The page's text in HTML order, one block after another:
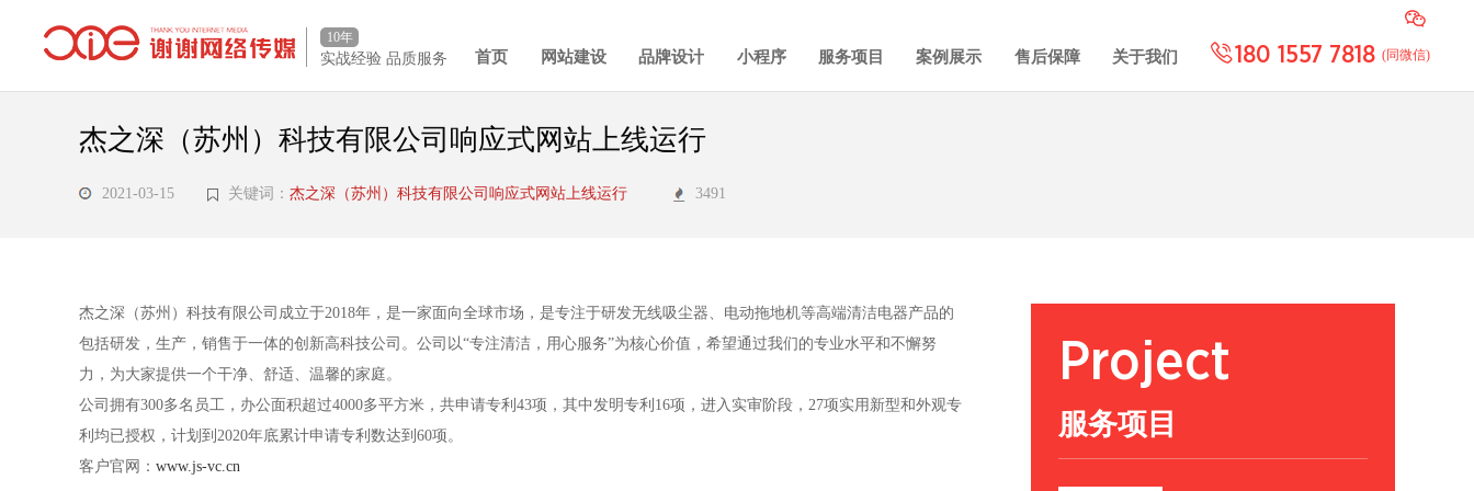
10年
实战经验 品质服务 首页 网站建设 品牌设计 小程序 服务项目 案例展示 售后保障 关于我们 180 1557 7818 (同微信)
杰之深（苏州）科技有限公司响应式网站上线运行
2021-03-15 关键词： 杰之深（苏州）科技有限公司响应式网站上线运行 3491
杰之深（苏州）科技有限公司成立于2018年，是一家面向全球市场，是专注于研发无线吸尘器、电动拖地机等高端清洁电器产品的
包括研发，生产，销售于一体的创新高科技公司。公司以“专注清洁，用心服务”为核心价值，希望通过我们的专业水平和不懈努
力，为大家提供一个干净、舒适、温馨的家庭。
公司拥有300多名员工，办公面积超过4000多平方米，共申请专利43项，其中发明专利16项，进入实审阶段，27项实用新型和外观专
利均已授权，计划到2020年底累计申请专利数达到60项。
客户官网： www.js-vc.cn
Project
服务项目